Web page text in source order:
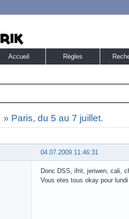
Accueil Règles
» Paris, du 5 au 7 juillet.
04.07.2009 11:46:31
Donc DSS, ifrit, jeriwen, cali,
Vous etes tous okay pour